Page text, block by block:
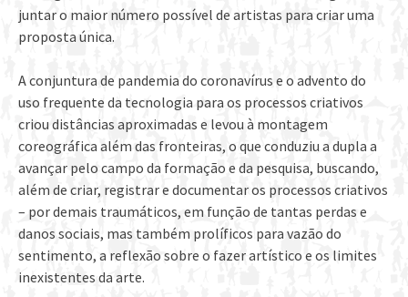
juntar o maior número possível de artistas para criar uma
proposta única.
A conjuntura de pandemia do coronavírus e o advento do
uso frequente da tecnologia para os processos criativos
criou distâncias aproximadas e levou à montagem
coreográfica além das fronteiras, o que conduziu a dupla a
avançar pelo campo da formação e da pesquisa, buscando,
além de criar, registrar e documentar os processos criativos
– por demais traumáticos, em função de tantas perdas e
danos sociais, mas também prolíficos para vazão do
sentimento, a reflexão sobre o fazer artístico e os limites
inexistentes da arte.